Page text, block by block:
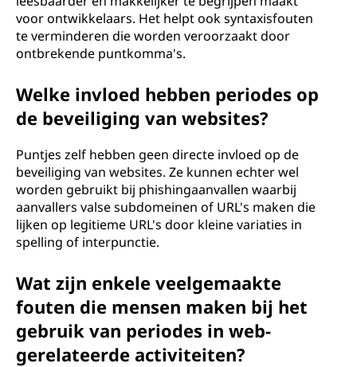
voor ontwikkelaars. Het helpt ook syntaxisfouten
te verminderen die worden veroorzaakt door
ontbrekende puntkomma's.
Welke invloed hebben periodes op
de beveiliging van websites?
Puntjes zelf hebben geen directe invloed op de
beveiliging van websites. Ze kunnen echter wel
worden gebruikt bij phishingaanvallen waarbij
aanvallers valse subdomeinen of URL's maken die
lijken op legitieme URL's door kleine variaties in
spelling of interpunctie.
Wat zijn enkele veelgemaakte
fouten die mensen maken bij het
gebruik van periodes in web-
gerelateerde activiteiten?